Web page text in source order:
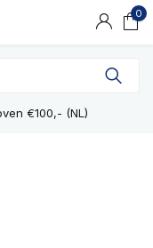
0
€100,- (NL)